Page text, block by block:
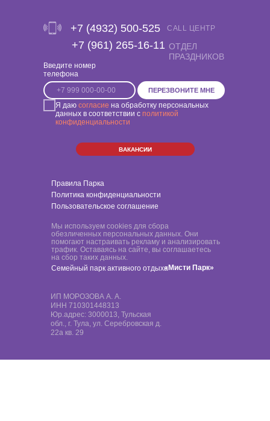
Введите номер
телефона
Я даю согласие на обработку персональных
данных в соответствии с политикой
конфиденциальности
ПЕРЕЗВОНИТЕ МНЕ
+7 (4932) 500-525
‎+7 (961) 265-16-11 ОТДЕЛ
ПРАЗДНИКОВ
CALL ЦЕНТР
Правила Парка
Политика конфиденциальности
Пользовательское соглашение
ИП МОРОЗОВА А. А.
ИНН 710301448313
Юр.адрес: 3000013, Тульская
обл., г. Тула, ул. Серебровская д.
22а кв. 29
Семейный парк активного отдыха
Мы используем cookies для сбора
обезличенных персональных данных. Они
помогают настраивать рекламу и анализировать
трафик. Оставаясь на сайте, вы соглашаетесь
на сбор таких данных.
«Мисти Парк»
ВАКАНСИИ